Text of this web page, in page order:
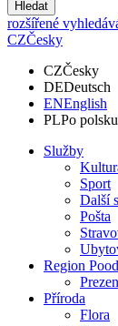
Hledat
rozšířené
CZČesky
CZČesky
DEDeutsch
ENEnglish
PLPo polsku
Služby
Sport
Další
Pošta
Region
Příroda
Flora